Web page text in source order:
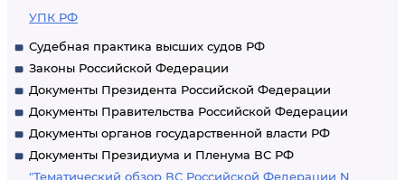
УПК РФ
Судебная практика высших судов РФ
Законы Российской Федерации
Документы Президента Российской Федерации
Документы Правительства Российской Федерации
Документы органов государственной власти РФ
Документы Президиума и Пленума ВС РФ
"Тематический обзор ВС Российской Федерации N